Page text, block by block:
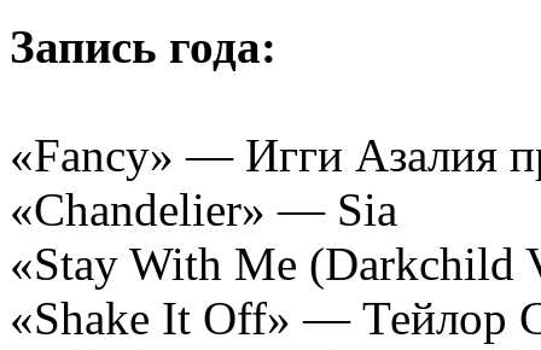
Запись года:
«Fancy» — Игги Азалия
«Chandelier» — Sia
«Stay With Me
«Shake It Off» — Тейлор